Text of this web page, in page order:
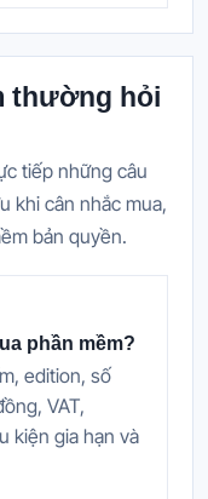
thường hỏi
tiếp những câu
khi cân nhắc mua,
bản quyền.
phần mềm?
edition, số
VAT,
kiện gia hạn và